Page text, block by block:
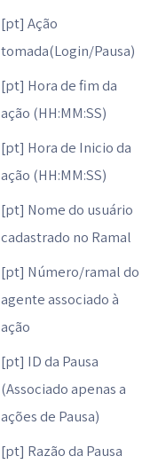
[pt] Ação
tomada(Login/Pausa)
[pt] Hora de fim da
ação (HH:MM:SS)
[pt] Hora de Inicio da
ação (HH:MM:SS)
[pt] Nome do usuário
cadastrado no Ramal
[pt] Número/ramal do
agente associado à
ação
[pt] ID da Pausa
(Associado apenas a
ações de Pausa)
[pt] Razão da Pausa